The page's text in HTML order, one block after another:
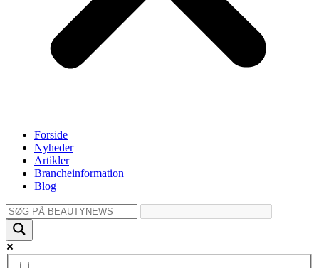
Forside
Nyheder
Artikler
Brancheinformation
Blog